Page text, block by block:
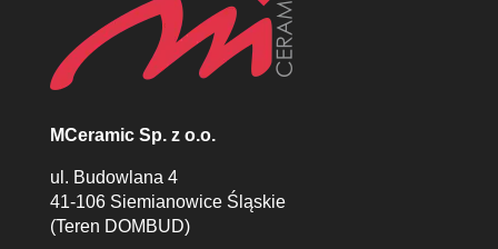
MCeramic Sp. z o.o.
ul. Budowlana 4
41-106 Siemianowice Śląskie
(Teren DOMBUD)